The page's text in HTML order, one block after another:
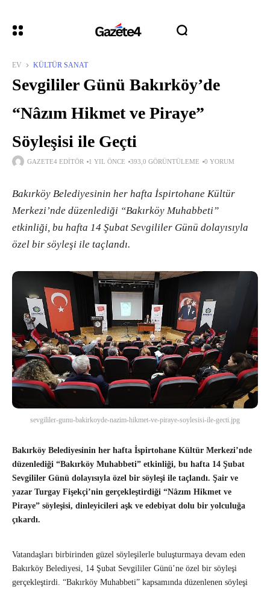
EV KÜLTÜR SANAT
Sevgililer Günü Bakırköy’de
“Nâzım Hikmet ve Piraye”
Söyleşisi ile Geçti
GAZETE4 EDITÖR 1 YIL ÖNCE 393,0 GÖRÜNTÜLEME 0 YORUM
Bakırköy Belediyesinin her hafta İspirtohane Kültür
Merkezi’nde düzenlediği “Bakırköy Muhabbeti”
etkinliği, bu hafta 14 Şubat Sevgililer Günü dolayısıyla
özel bir söyleşi ile taçlandı.
sevgililer-gunu-bakirkoyde-nazim-hikmet-ve-piraye-soylesisi-ile-gecti.jpg
Bakırköy Belediyesinin her hafta İspirtohane Kültür Merkezi’nde
düzenlediği “Bakırköy Muhabbeti” etkinliği, bu hafta 14 Şubat
Sevgililer Günü dolayısıyla özel bir söyleşi ile taçlandı. Şair ve
yazar Turgay Fişekçi’nin gerçekleştirdiği “Nâzım Hikmet ve
Piraye” söyleşisi, dinleyicileri aşk ve edebiyat dolu bir yolculuğa
çıkardı.
Vatandaşları birbirinden güzel söyleşilerle buluşturmaya devam eden
Bakırköy Belediyesi, 14 Şubat Sevgililer Günü’ne özel bir söyleşi
gerçekleştirdi. “Bakırköy Muhabbeti” kapsamında düzenlenen söyleşi